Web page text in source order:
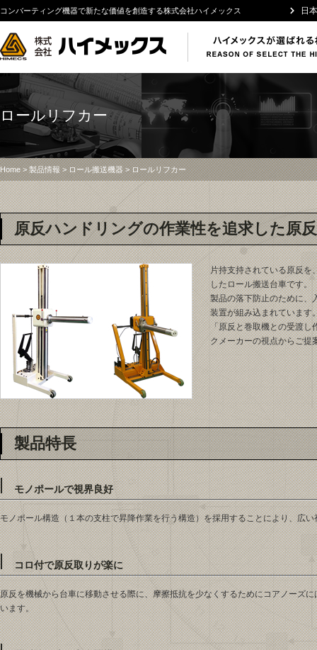
コンバーティング機器で新たな価値を創造する株式会社ハイメックス 日
ロールリフカー
Home>製品情報>ロール搬送機器> ロールリフカー
原反ハンドリングの作業性を追求した原
片持支持されている原反を
したロール搬送台車です。
製品の落下防止のために、
装置が組み込まれています
「原反と巻取機との受渡し
クメーカーの視点からご提
製品特長
モノポールで視界良好
モノポール構造（１本の支柱で昇降作業を行う構造）を採用することにより、広
コロ付で原反取りが楽に
原反を機械から台車に移動させる際に、摩擦抵抗を少なくするためにコアノーズ
います。